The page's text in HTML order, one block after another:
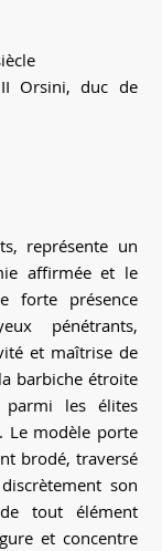
Orsini, duc de
représente un
affirmée et le
forte présence
pénétrants,
et maîtrise de
barbiche étroite
les élites
Le modèle porte
brodé, traversé
son
tout élément
et concentre